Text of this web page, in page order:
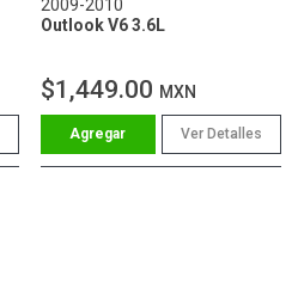
2009-2010
Outlook V6 3.6L
$1,449.00 MXN
Ver Detalles